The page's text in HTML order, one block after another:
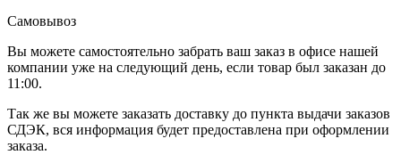
Самовывоз
Вы можете самостоятельно забрать ваш заказ в офисе нашей
компании уже на следующий день, если товар был заказан до
11:00.
Так же вы можете заказать доставку до пункта выдачи заказов
СДЭК, вся информация будет предоставлена при оформлении
заказа.